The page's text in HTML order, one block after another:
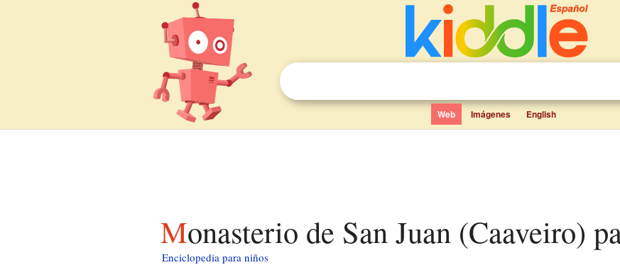
Web Imágenes English
Monasterio de San Juan (Caaveiro)
Enciclopedia para niños